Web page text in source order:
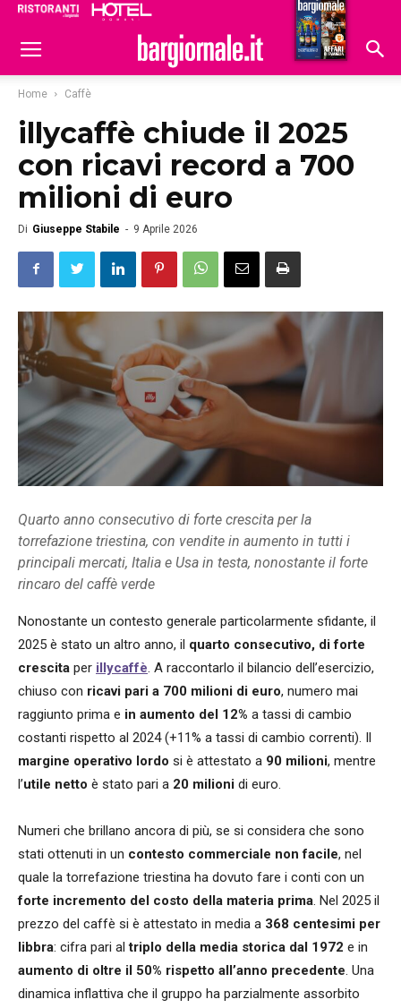
Hoteldomani
Home Caffè
illycaffè chiude il 2025
con ricavi record a 700
milioni di euro
Di Giuseppe Stabile - 9 Aprile 2026
Quarto anno consecutivo di forte crescita per la
torrefazione triestina, con vendite in aumento in tutti i
principali mercati, Italia e Usa in testa, nonostante il forte
rincaro del caffè verde
Nonostante un contesto generale particolarmente sfidante, il
2025 è stato un altro anno, il quarto consecutivo, di forte
crescita per illycaffè. A raccontarlo il bilancio dell’esercizio,
chiuso con ricavi pari a 700 milioni di euro, numero mai
raggiunto prima e in aumento del 12% a tassi di cambio
costanti rispetto al 2024 (+11% a tassi di cambio correnti). Il
margine operativo lordo si è attestato a 90 milioni, mentre
l’utile netto è stato pari a 20 milioni di euro.
Numeri che brillano ancora di più, se si considera che sono
stati ottenuti in un contesto commerciale non facile, nel
quale la torrefazione triestina ha dovuto fare i conti con un
forte incremento del costo della materia prima. Nel 2025 il
prezzo del caffè si è attestato in media a 368 centesimi per
libbra: cifra pari altriplo della media storica dal 1972 e in
aumento di oltre il 50% rispetto all’anno precedente. Una
dinamica inflattiva che il gruppo ha parzialmente assorbito